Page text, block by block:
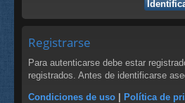
Registrarse
Para autenticarse debe estar
registrados. Antes de identificarse
Condiciones de uso | Política de